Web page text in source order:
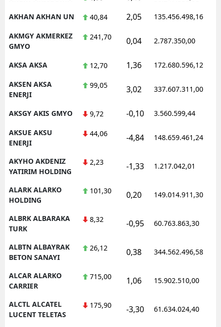
AKHAN AKHAN UN 40,84 2,05 135.456.498,16
AKMGY AKMERKEZ
GMYO
241,70 0,04 2.787.350,00
AKSA AKSA 12,70 1,36 172.680.596,12
AKSEN AKSA
ENERJI
99,05 3,02 337.607.311,00
AKSGY AKIS GMYO 9,72 -0,10 3.560.599,44
AKSUE AKSU
ENERJI
44,06 -4,84 148.659.461,24
AKYHO AKDENIZ
YATIRIM HOLDING
2,23 -1,33 1.217.042,01
ALARK ALARKO
HOLDING
101,30 0,20 149.014.911,30
ALBRK ALBARAKA
TURK
8,32 -0,95 60.763.863,30
ALBTN ALBAYRAK
BETON SANAYI
26,12 0,38 344.562.496,58
ALCAR ALARKO
CARRIER
715,00 1,06 15.902.510,00
ALCTL ALCATEL
LUCENT TELETAS
175,90 -3,30 61.634.024,40